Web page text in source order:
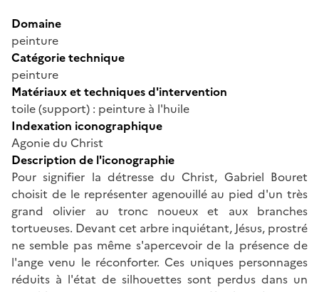
Domaine
peinture
Catégorie technique
peinture
Matériaux et techniques d'intervention
toile (support) : peinture à l'huile
Indexation iconographique
Agonie du Christ
Description de l'iconographie
Pour signifier la détresse du Christ, Gabriel Bouret
choisit de le représenter agenouillé au pied d'un très
grand olivier au tronc noueux et aux branches
tortueuses. Devant cet arbre inquiétant, Jésus, prostré
ne semble pas même s'apercevoir de la présence de
l'ange venu le réconforter. Ces uniques personnages
réduits à l'état de silhouettes sont perdus dans un